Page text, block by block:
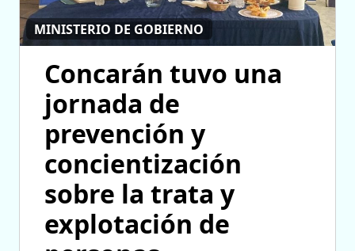
MINISTERIO DE GOBIERNO
Concarán tuvo una
jornada de
prevención y
concientización
sobre la trata y
explotación de